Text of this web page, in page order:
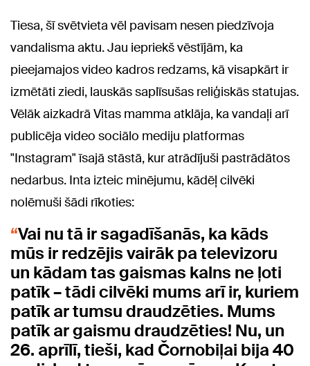
Tiesa, šī svētvieta vēl pavisam nesen piedzīvoja
vandalisma aktu. Jau iepriekš vēstījām, ka
pieejamajos video kadros redzams, kā visapkārt ir
izmētāti ziedi, lauskās saplīsušas reliģiskās statujas.
Vēlāk aizkadrā Vitas mamma atklāja, ka vandaļi arī
publicēja video sociālo mediju platformas
"Instagram" īsajā stāstā, kur atrādījuši pastrādātos
nedarbus. Inta izteic minējumu, kādēļ cilvēki
nolēmuši šādi rīkoties:
Vai nu tā ir sagadīšanās, ka kāds
mūs ir redzējis vairāk pa televizoru
un kādam tas gaismas kalns ne ļoti
patīk – tādi cilvēki mums arī ir, kuriem
patīk ar tumsu draudzēties. Mums
patīk ar gaismu draudzēties! Nu, un
26. aprīlī, tieši, kad Čornobiļai bija 40